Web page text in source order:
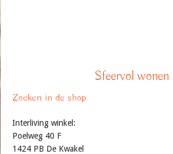
Sfeervol wonen
Zoeken in de shop
Interliving winkel:
Poelweg 40 F
1424 PB De Kwakel